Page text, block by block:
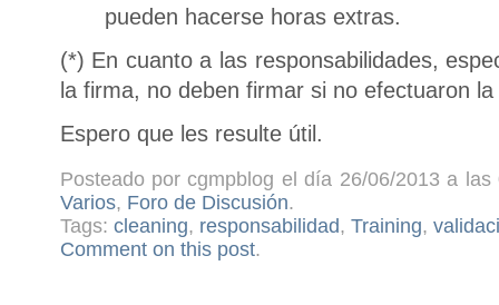
pueden hacerse horas extras.
(*) En cuanto a las responsabilidades,
la firma, no deben firmar si no efectuaron
Espero que les resulte útil.
Posteado por cgmpblog el día 26/06/2013 a
Varios, Foro de Discusión.
Tags: cleaning, responsabilidad, Training,
Comment on this post.